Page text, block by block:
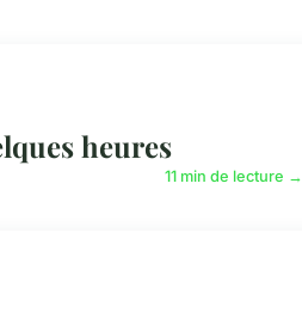
heures
11 min de lecture →